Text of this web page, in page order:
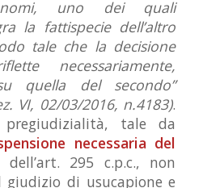
uno dei quali
la fattispecie dell’altro
tale che la decisione
necessariamente,
quella del secondo”
VI, 02/03/2016, n.4183).
tale da
necessaria del
295 c.p.c., non
di usucapione e